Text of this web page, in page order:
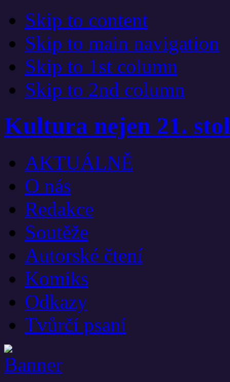
Skip to content
Skip to main navigation
Skip to 1st column
Skip to 2nd column
Kultura nejen 21.
AKTUÁLNĚ
O nás
Redakce
Soutěže
Autorské čtení
Komiks
Odkazy
Tvůrčí psaní